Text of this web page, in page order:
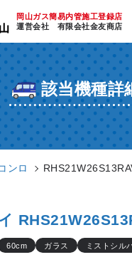
岡山ガス簡易内管施工登録店
運営会社 有限会社金友商店
該当機種詳
ンロ
60cm ガラス ミストシル